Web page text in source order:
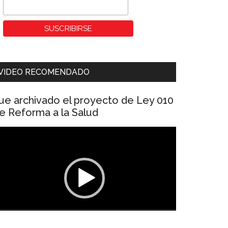
RECOMENDADO
archivado el proyecto de Ley 010
Reforma a la Salud